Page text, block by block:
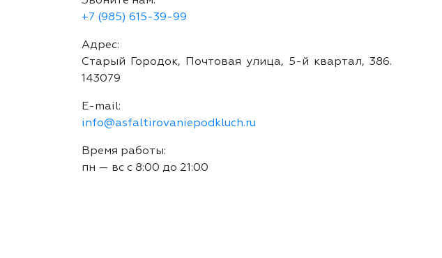
+7 (985) 615-39-99
Адрес:
Старый Городок, Почтовая улица, 5-й квартал, 386.
143079
E-mail:
info@asfaltirovaniepodkluch.ru
Время работы:
пн — вс с 8:00 до 21:00